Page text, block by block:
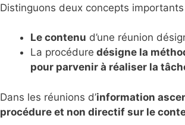
Distinguons deux concepts
Le contenu d’une réunion
La procédure désigne la
pour parvenir à réaliser la
Dans les réunions d’information
procédure et non directif sur le